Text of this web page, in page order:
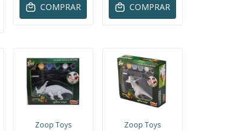
COMPRAR COMPRAR
Zoop Toys Zoop Toys